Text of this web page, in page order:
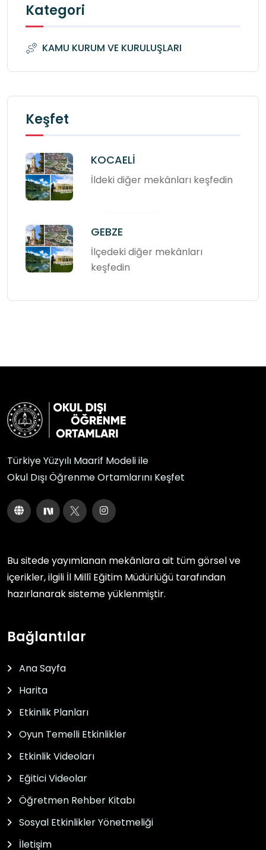
Kategori
KAMU KURUM VE KURULUŞLARI
Keşfet
KOCAELİ
İldeki diğer mekânları keşfedin
GEBZE
İlçedeki diğer mekânları
keşfedin
Türkiye Yüzyılı Maarif Modeli ile
Okul Dışı Öğrenme Ortamlarını Keşfet
Bu sitede yayımlanan mekânlara ait tüm görsel ve
içerikler, ilgili İl Millî Eğitim Müdürlüğü tarafından
hazırlanarak sisteme yüklenmiştir.
Bağlantılar
Ana Sayfa
Harita
Etkinlik Planları
Oyun Temelli Etkinlikler
Etkinlik Videoları
Eğitici Videolar
Öğretmen Rehber Kitabı
Sosyal Etkinlikler Yönetmeliği
İletişim